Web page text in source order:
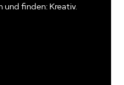
und finden: Kreativ.